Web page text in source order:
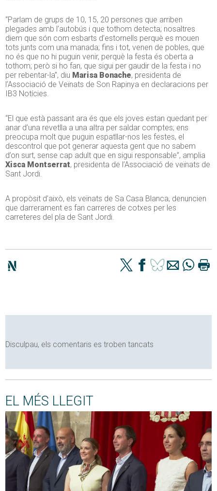
“Parlam de grups de 10, 15, 20 persones que arriben
plegades amb l’autobús i que tothom detecta; nosaltres
diem que són com esbarts d’estornells perquè es mouen
tots junts com una manada; fins i tot, venen de pobles, que
no és que no hi puguin venir, perquè la festa és oberta a
tothom; però si ho fan, que sigui per gaudir de la festa i no
per rebentar-la”, diu Marisa Bonache, presidenta de
l’Associació de Veïnats de Son Rapinya en declaracions per
IB3 Notícies.
“El que està passant ara és que els joves estan quedant per
anar d’una revetlla a una altra per saldar comptes; ens
preocupa molt que puguin espatllar-nos les festes, el
descontrol que pot generar aquesta gent que no sabem
d’on surt, sense cap adult que en sigui responsable”, amplia
Xisca Montserrat, presidenta de l’Associació de veïnats de
Sant Jordi.
A propòsit d’això, els veïnats de Sa Casa Blanca, denuncien
que darrerament es fan carreres de cotxes per les
carreteres del pla de Sant Jordi.
Disculpau, els comentaris es troben tancats
EL MÉS LLEGIT